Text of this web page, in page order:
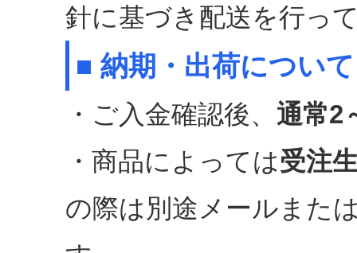
針に基づき配送を行っ
■ 納期・出荷について
・ご入金確認後、 通常2
・商品によっては受注
の際は別途メールまた